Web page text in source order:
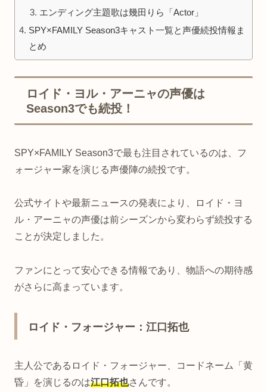
エンディング主題歌は幾田りら「Actor」
SPY×FAMILY Season3キャスト一覧と声優続投情報ま
とめ
ロイド・ヨル・アーニャの声優は
Season3でも続投！
SPY×FAMILY Season3で最も注目されているのは、フ
ォージャー家を演じる声優陣の続投です。
公式サイトや最新ニュースの発表により、ロイド・ヨ
ル・アーニャの声優は前シーズンから変わらず続投する
ことが決定しました。
ファンにとって安心できる情報であり、物語への期待感
がさらに高まっています。
ロイド・フォージャー：江口拓也
主人公であるロイド・フォージャー、コードネーム「黄
昏」を演じるのは江口拓也さんです。